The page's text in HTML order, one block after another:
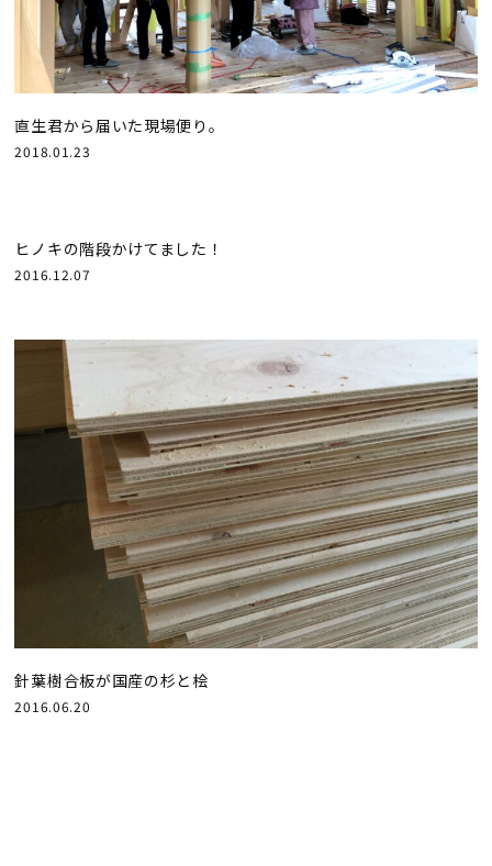
直生君から届いた現場便り。
2018.01.23
ヒノキの階段かけてました！
2016.12.07
針葉樹合板が国産の杉と桧
2016.06.20